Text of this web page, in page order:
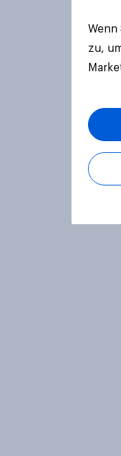
Wenn
zu,